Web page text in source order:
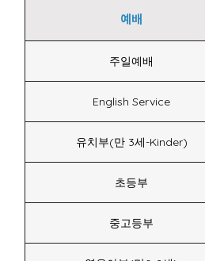
예배
주일예배
English Service
유치부(만 3세-Kinder)
초등부
중고등부